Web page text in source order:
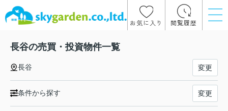
お気に入り 閲覧履歴
長谷の売買・投資物件一覧
長谷 変更
条件から探す 変更